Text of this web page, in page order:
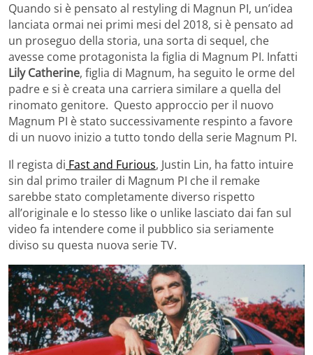
Quando si è pensato al restyling di Magnun PI, un’idea
lanciata ormai nei primi mesi del 2018, si è pensato ad
un proseguo della storia, una sorta di sequel, che
avesse come protagonista la figlia di Magnum PI. Infatti
Lily Catherine, figlia di Magnum, ha seguito le orme del
padre e si è creata una carriera similare a quella del
rinomato genitore. Questo approccio per il nuovo
Magnum PI è stato successivamente respinto a favore
di un nuovo inizio a tutto tondo della serie Magnum PI.
Il regista di Fast and Furious, Justin Lin, ha fatto intuire
sin dal primo trailer di Magnum PI che il remake
sarebbe stato completamente diverso rispetto
all’originale e lo stesso like o unlike lasciato dai fan sul
video fa intendere come il pubblico sia seriamente
diviso su questa nuova serie TV.